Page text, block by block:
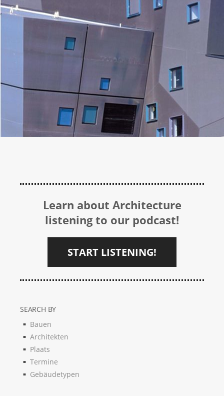
Learn about Architecture
listening to our podcast!
START LISTENING!
SEARCH BY
Bauen
Architekten
Plaats
Termine
Gebäudetypen